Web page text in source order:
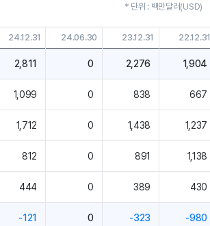
* 단위 : 백만달러(USD)
24.12.31 24.06.30 23.12.31 22.12.31
2,811 0 2,276 1,904
1,099 0 838 667
1,712 0 1,438 1,237
812 0 891 1,138
444 0 389 430
-121 0 -323 -980